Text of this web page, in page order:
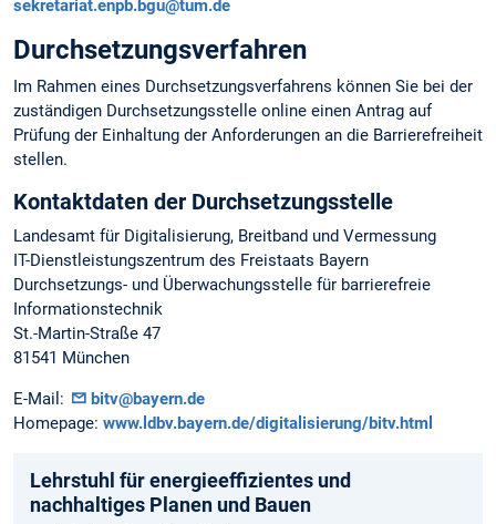
sekretariat.enpb.bgu@tum.de
Durchsetzungsverfahren
Im Rahmen eines Durchsetzungsverfahrens können Sie bei der
zuständigen Durchsetzungsstelle online einen Antrag auf
Prüfung der Einhaltung der Anforderungen an die Barrierefreiheit
stellen.
Kontaktdaten der Durchsetzungsstelle
Landesamt für Digitalisierung, Breitband und Vermessung
IT-Dienstleistungszentrum des Freistaats Bayern
Durchsetzungs- und Überwachungsstelle für barrierefreie
Informationstechnik
St.-Martin-Straße 47
81541 München
E-Mail:
bitv@bayern.de
Homepage: www.ldbv.bayern.de/digitalisierung/bitv.html
Lehrstuhl für energieeffizientes und
nachhaltiges Planen und Bauen